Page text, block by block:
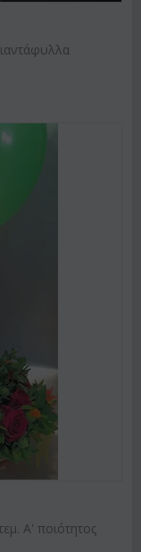
Α' ποιότητος